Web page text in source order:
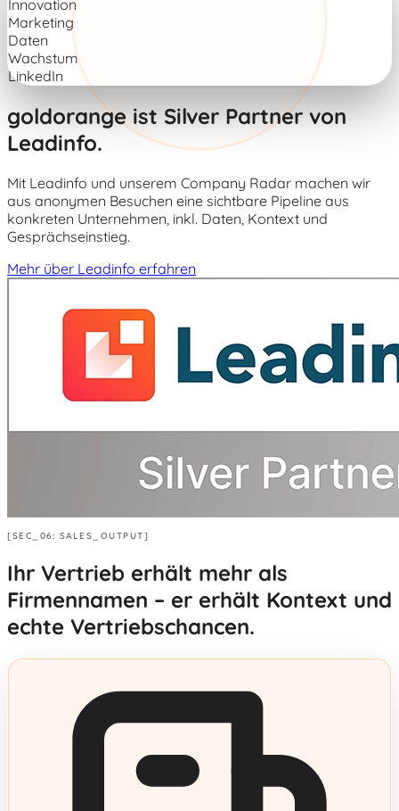
Innovation
Marketing
Daten
Wachstum
LinkedIn
goldorange ist Silver Partner von
Leadinfo.
Mit Leadinfo und unserem Company Radar machen wir
aus anonymen Besuchen eine sichtbare Pipeline aus
konkreten Unternehmen, inkl. Daten, Kontext und
Gesprächseinstieg.
Mehr über Leadinfo erfahren
[SEC_06: SALES_OUTPUT]
Ihr Vertrieb erhält mehr als
Firmennamen – er erhält Kontext und
echte Vertriebschancen.